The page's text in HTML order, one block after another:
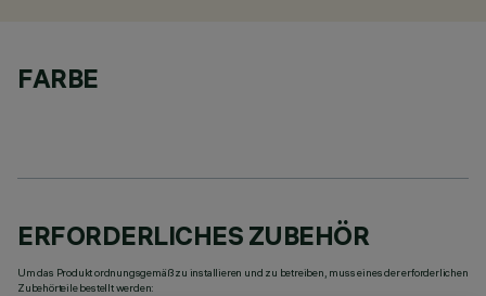
FARBE
ERFORDERLICHES ZUBEHÖR
Um das Produkt ordnungsgemäß zu installieren und zu betreiben, muss eines der erforderlichen
Zubehörteile bestellt werden: